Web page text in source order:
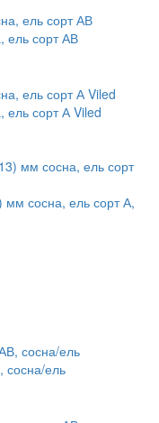
ель сорт АВ
ель сорт А Viled
мм сосна, ель сорт А,
сосна/ель